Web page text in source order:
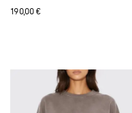
190,00 €